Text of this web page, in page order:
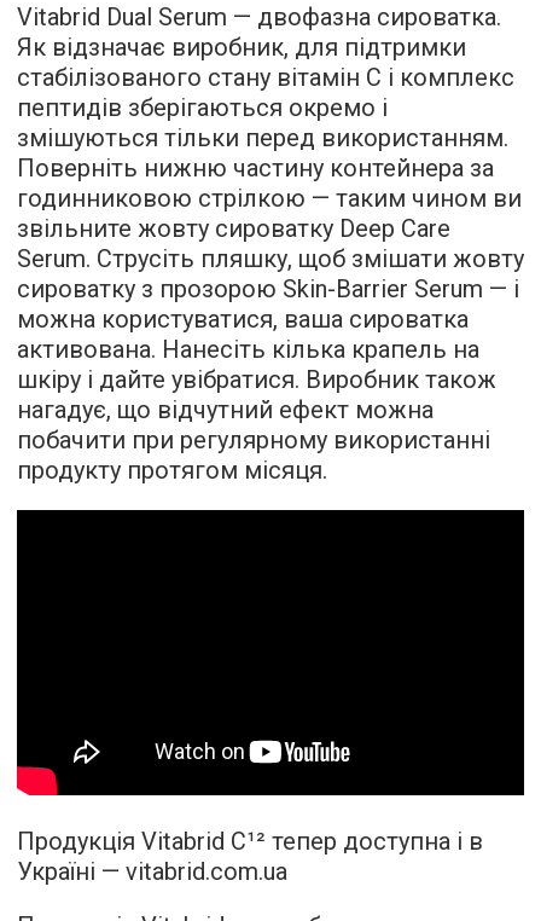
Vitabrid Dual Serum — двофазна сироватка.
Як відзначає виробник, для підтримки
стабілізованого стану вітамін C і комплекс
пептидів зберігаються окремо і
змішуються тільки перед використанням.
Поверніть нижню частину контейнера за
годинниковою стрілкою — таким чином ви
звільните жовту сироватку Deep Care
Serum. Струсіть пляшку, щоб змішати жовту
сироватку з прозорою Skin-Barrier Serum — і
можна користуватися, ваша сироватка
активована. Нанесіть кілька крапель на
шкіру і дайте увібратися. Виробник також
нагадує, що відчутний ефект можна
побачити при регулярному використанні
продукту протягом місяця.
Продукція Vitabrid C¹² тепер доступна і в
Україні — vitabrid.com.ua